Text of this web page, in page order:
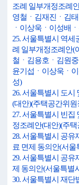
조례 일부개정조례
영철ㆍ김재진ㆍ김
ㆍ이상욱ㆍ이성배
25. 서울특별시 역
례 일부개정조례안(
철ㆍ김용호ㆍ김원
윤기섭ㆍ이상욱ㆍ
성)
26. 서울특별시 도
(대안)(주택공간위원
27. 서울특별시 빈집
정조례안(대안)(주
28. 서울특별시 공
료 면제 동의안(서울
29. 서울특별시 공
제 동의안(서울특별
30. 서울특별시 재단